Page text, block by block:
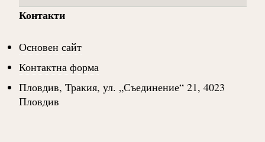
Контакти
Основен сайт
Контактна форма
Пловдив, Тракия, ул. „Съединение“ 21, 4023
Пловдив